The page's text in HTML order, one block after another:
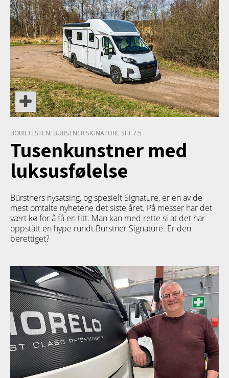
BOBILTESTEN: BÜRSTNER SIGNATURE SFT 7.5
Tusenkunstner med
luksusfølelse
Bürstners nysatsing, og spesielt Signature, er en av de
mest omtalte nyhetene det siste året. På messer har det
vært kø for å få en titt. Man kan med rette si at det har
oppstått en hype rundt Bürstner Signature. Er den
berettiget?
TETT PÅ